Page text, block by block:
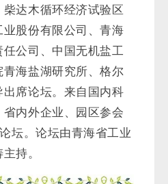
达木循环经济试验区
股份有限公司、青海
公司、中国无机盐工
海盐湖研究所、格尔
席论坛。来自国内科
内外企业、园区参会
坛。论坛由青海省工业
持。